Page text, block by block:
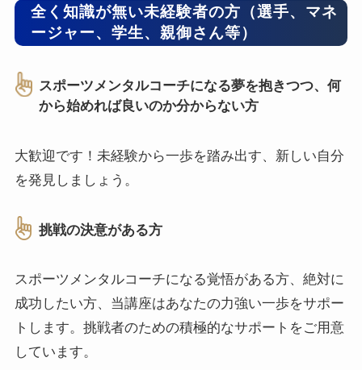
全く知識が無い未経験者の方（選手、マネ
ージャー、学生、親御さん等）
スポーツメンタルコーチになる夢を抱きつつ、何
から始めれば良いのか分からない方
大歓迎です！未経験から一歩を踏み出す、新しい自分
を発見しましょう。
挑戦の決意がある方
スポーツメンタルコーチになる覚悟がある方、絶対に
成功したい方、当講座はあなたの力強い一歩をサポー
トします。挑戦者のための積極的なサポートをご用意
しています。